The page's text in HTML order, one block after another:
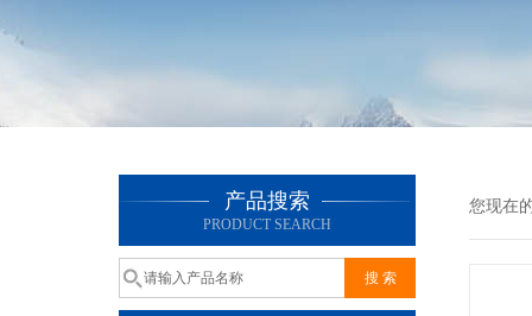
产品搜索
PRODUCT SEARCH
您现在